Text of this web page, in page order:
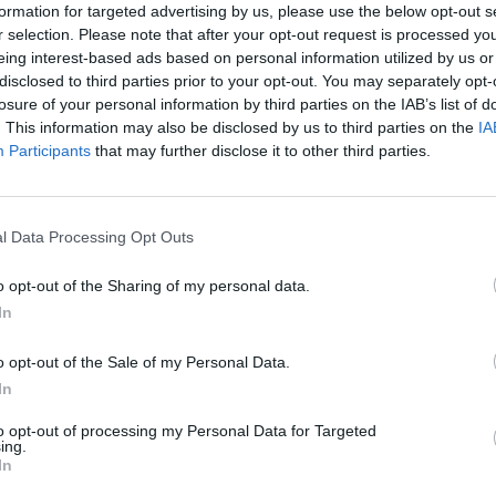
for targeted advertising by us, please use the below opt-out
selection. Please note that after your opt-out request is processed
interest-based ads based on personal information utilized by us
to third parties prior to your opt-out. You may separately
of your personal information by third parties on the IAB’s list of
This information may also be disclosed by us to third parties on the
Participants that may further disclose it to other third parties.
Data Processing Opt Outs
opt-out of the Sharing of my personal data.
opt-out of the Sale of my Personal Data.
opt-out of processing my Personal Data for Targeted
dhe më e rëndësishmja, vlerat për të cilat ne
dhe shtetin tonë, historinë dhe identitetin që
duke bërë thirrje për unitet.
bullgar thirrje Kovaçevskit:
dhe pranoje propozimin
Bullgaria miratoi propozimin